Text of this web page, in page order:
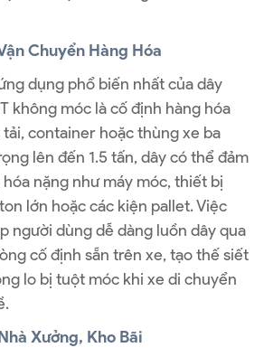
Chuyển Hàng Hóa
dụng phổ biến nhất của dây
không móc là cố định hàng hóa
container hoặc thùng xe ba
lên đến 1.5 tấn, dây có thể đảm
nặng như máy móc, thiết bị
lớn hoặc các kiện pallet. Việc
người dùng dễ dàng luồn dây qua
cố định sẵn trên xe, tạo thế siết
lo bị tuột móc khi xe di chuyển
Xưởng, Kho Bãi